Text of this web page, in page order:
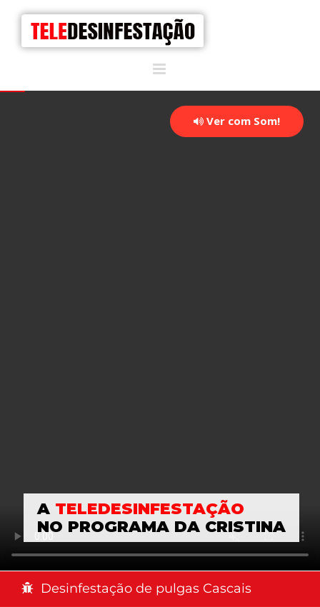
A TELEDESINFESTAÇÃO
NO PROGRAMA DA CRISTINA
Ver com Som!
Desinfestação de pulgas Cascais